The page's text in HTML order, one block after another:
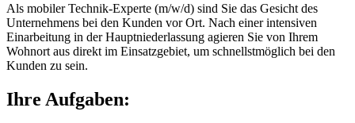
Als mobiler Technik-Experte (m/w/d) sind Sie das Gesicht des
Unternehmens bei den Kunden vor Ort. Nach einer intensiven
Einarbeitung in der Hauptniederlassung agieren Sie von Ihrem
Wohnort aus direkt im Einsatzgebiet, um schnellstmöglich bei den
Kunden zu sein.
Ihre Aufgaben: